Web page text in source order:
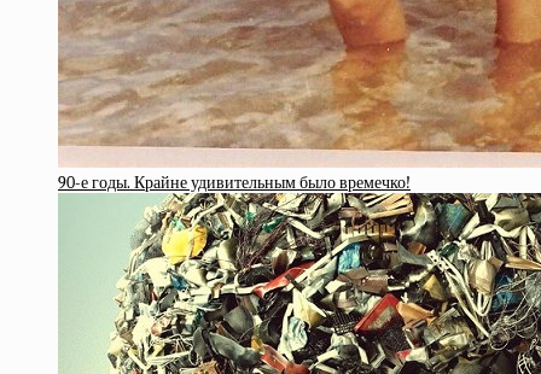
90-е годы. Крайне удивительным было времечко!